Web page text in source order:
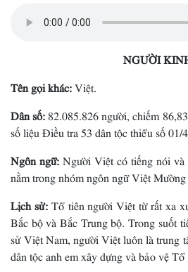
NGƯỜI
Tên gọi khác:Việt.
Dân số:82.085.826 người, chiếm
số liệu Điều tra 53 dân tộc thiểu số 01/
Ngôn ngữ:Người Việt có tiếng nói
nằm trong nhóm ngôn ngữ Việt
Lịch sử:Tổ tiên người Việt từ rất xa
Bắc bộ và Bắc Trung bộ. Trong suốt
sử Việt Nam, người Việt luôn là trung
dân tộc anh em xây dựng và bảo vệ Tổ